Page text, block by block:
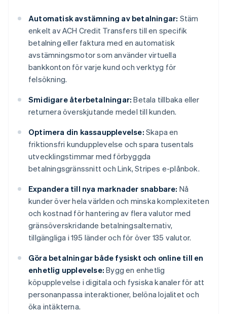
Automatisk avstämning av betalningar: Stäm
enkelt av ACH Credit Transfers till en specifik
betalning eller faktura med en automatisk
avstämningsmotor som använder virtuella
bankkonton för varje kund och verktyg för
felsökning.
Smidigare återbetalningar: Betala tillbaka eller
returnera överskjutande medel till kunden.
Optimera din kassaupplevelse: Skapa en
friktionsfri kundupplevelse och spara tusentals
utvecklingstimmar med förbyggda
betalningsgränssnitt och Link, Stripes e-plånbok.
Expandera till nya marknader snabbare: Nå
kunder över hela världen och minska komplexiteten
och kostnad för hantering av flera valutor med
gränsöverskridande betalningsalternativ,
tillgängliga i 195 länder och för över 135 valutor.
Göra betalningar både fysiskt och online till en
enhetlig upplevelse: Bygg en enhetlig
köpupplevelse i digitala och fysiska kanaler för att
personanpassa interaktioner, belöna lojalitet och
öka intäkterna.